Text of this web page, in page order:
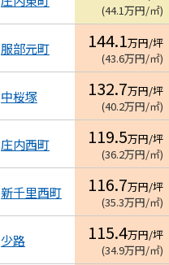
(44.1万円/㎡)
服部元町 144.1万円/坪
(43.6万円/㎡)
中桜塚 132.7万円/坪
(40.2万円/㎡)
庄内西町 119.5万円/坪
(36.2万円/㎡)
新千里西町 116.7万円/坪
(35.3万円/㎡)
少路 115.4万円/坪
(34.9万円/㎡)